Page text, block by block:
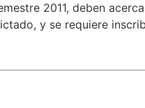
2011, deben
y se requiere